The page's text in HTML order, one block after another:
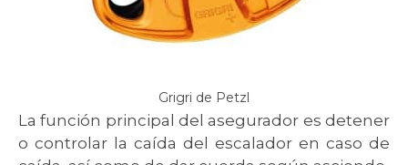
Grigri de Petzl
La función principal del asegurador es detener
o controlar la caída del escalador en caso de